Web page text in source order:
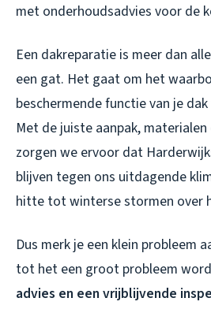
met onderhoudsadvies voor de
Een dakreparatie is meer dan
een gat. Het gaat om het
beschermende functie van je
Met de juiste aanpak, materialen
zorgen we ervoor dat
blijven tegen ons uitdagende
hitte tot winterse stormen over
Dus merk je een klein probleem
tot het een groot probleem
advies en een vrijblijvende